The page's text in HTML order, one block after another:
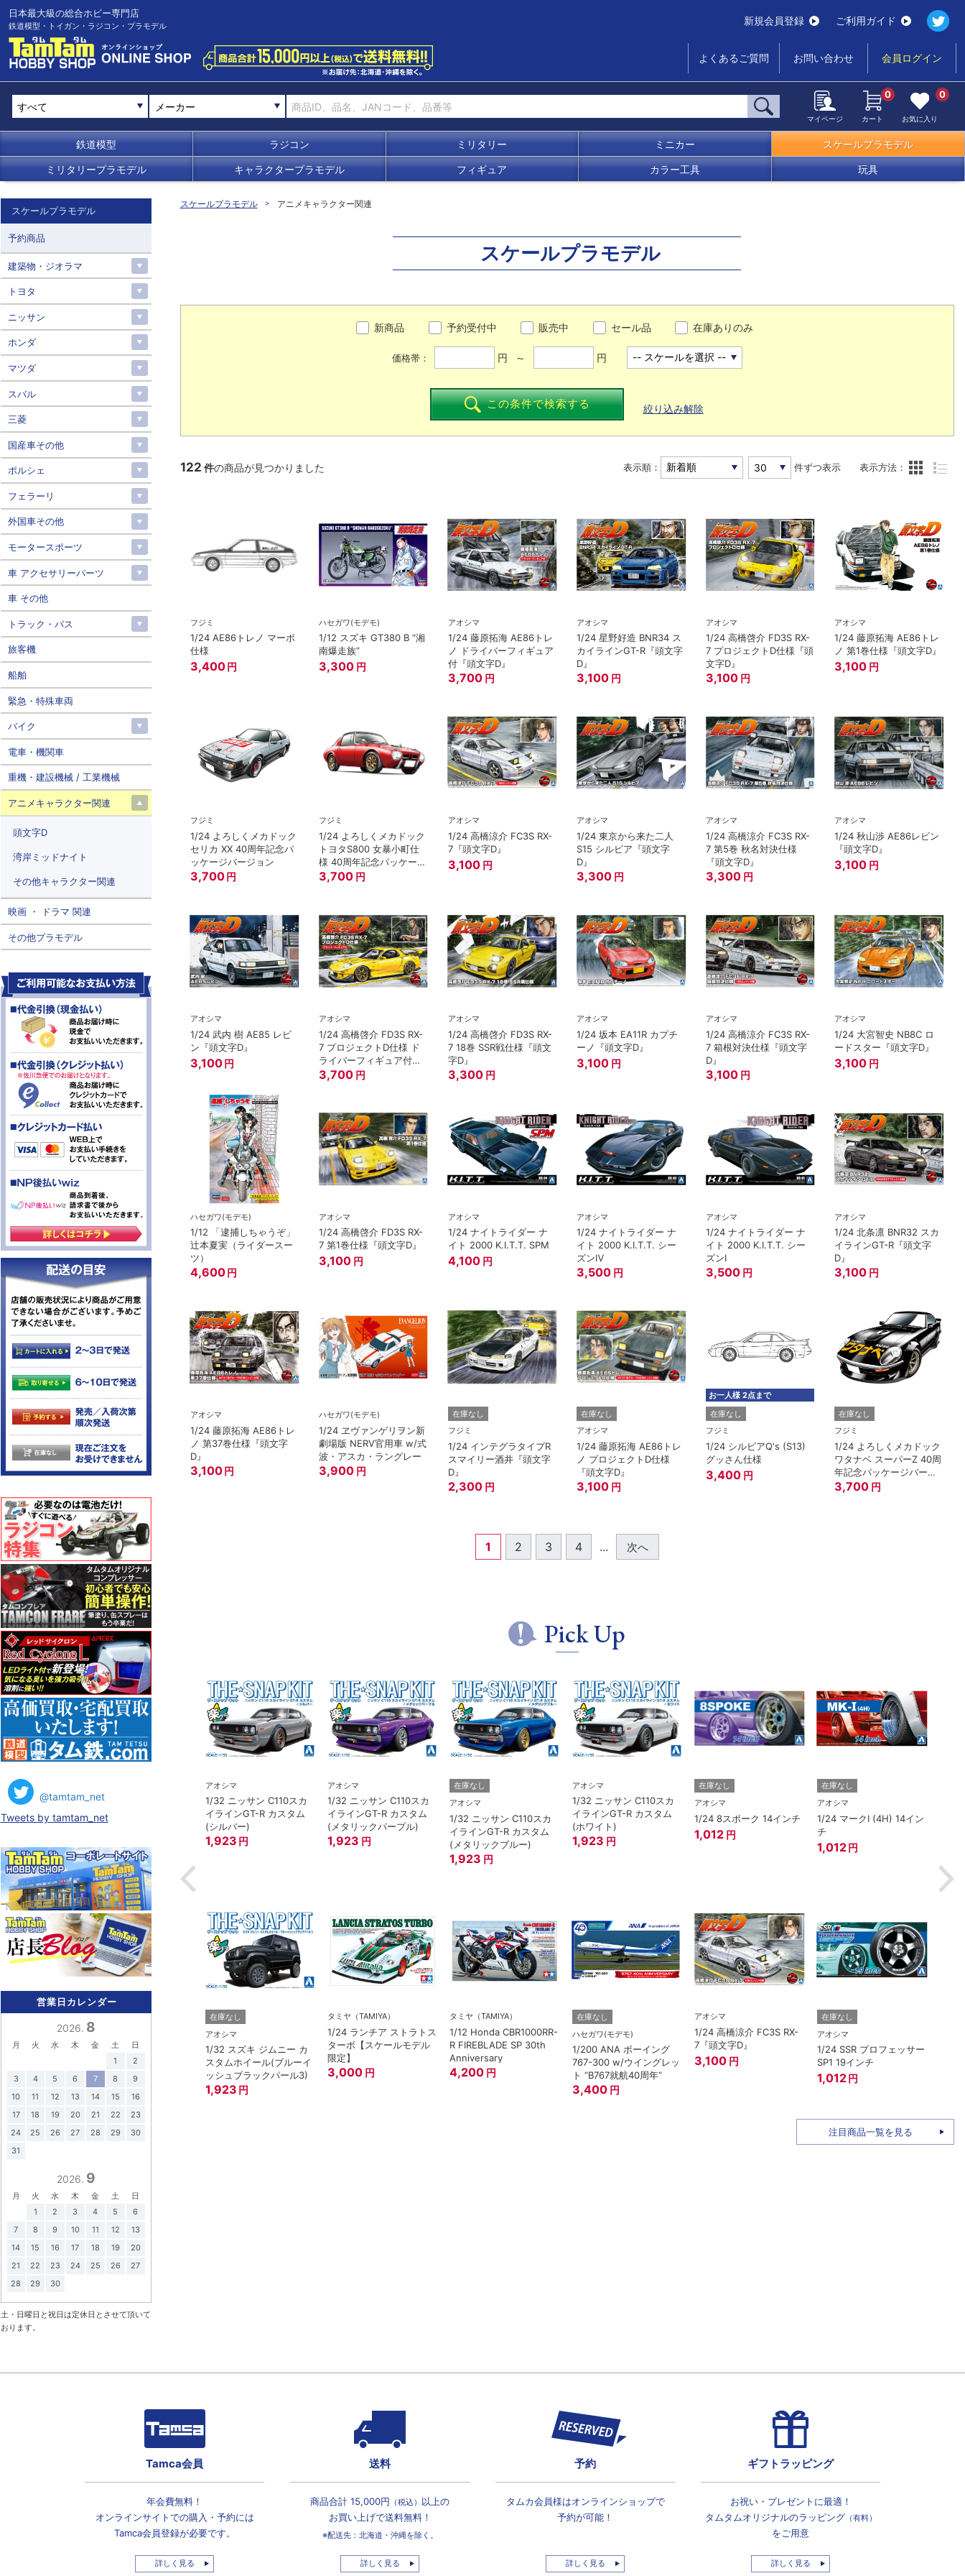
日本最大級の総合ホビー専門店
鉄道模型・トイガン・ラジコン・プラモデル 新規会員登録 ご利用ガイド
よくあるご質問 お問い合わせ 会員ログイン
メーカー
マイページ カート
0
お気に入り
0
鉄道模型 ラジコン ミリタリー ミニカー スケールプラモデル
ミリタリープラモデル キャラクタープラモデル フィギュア カラー工具 玩具
スケールプラモデル アニメキャラクター関連
スケールプラモデル
新商品 予約受付中 販売中 セール品 在庫ありのみ
価格帯： 円 ～ 円
この条件で検索する 絞り込み解除
122 件の商品が見つかりました 表示順： 件ずつ表示 表示方法：
フジミ
1/24 AE86トレノ マーボ
仕様
3,400 円
ハセガワ(モデモ)
1/12 スズキ GT380 B “湘
南爆走族”
3,300 円
アオシマ
1/24 藤原拓海 AE86トレ
ノ ドライバーフィギュア
付『頭文字D』
3,700 円
アオシマ
1/24 星野好造 BNR34 ス
カイラインGT-R『頭文字
D』
3,100 円
アオシマ
1/24 高橋啓介 FD3S RX-
7 プロジェクトD仕様『頭
文字D』
3,100 円
アオシマ
1/24 藤原拓海 AE86トレ
ノ 第1巻仕様『頭文字D』
3,100 円
フジミ
1/24 よろしくメカドック
セリカ XX 40周年記念パ
ッケージバージョン
3,700 円
フジミ
1/24 よろしくメカドック
トヨタS800 女暴小町仕
様 40周年記念パッケージ
バージョン
3,700 円
アオシマ
1/24 高橋涼介 FC3S RX-
7『頭文字D』
3,100 円
アオシマ
1/24 東京から来た二人
S15 シルビア『頭文字
D』
3,300 円
アオシマ
1/24 高橋涼介 FC3S RX-
7 第5巻 秋名対決仕様
『頭文字D』
3,300 円
アオシマ
1/24 秋山渉 AE86レビン
『頭文字D』
3,100 円
アオシマ
1/24 武内 樹 AE85 レビ
ン『頭文字D』
3,100 円
アオシマ
1/24 高橋啓介 FD3S RX-
7 プロジェクトD仕様 ド
ライバーフィギュア付
『頭文字D』
3,700 円
アオシマ
1/24 高橋啓介 FD3S RX-
7 18巻 SSR戦仕様『頭文
字D』
3,300 円
アオシマ
1/24 坂本 EA11R カプチ
ーノ『頭文字D』
3,100 円
アオシマ
1/24 高橋涼介 FC3S RX-
7 箱根対決仕様『頭文字
D』
3,100 円
アオシマ
1/24 大宮智史 NB8C ロ
ードスター『頭文字D』
3,100 円
ハセガワ(モデモ)
1/12 「逮捕しちゃうぞ」
辻本夏実（ライダースー
ツ）
4,600 円
アオシマ
1/24 高橋啓介 FD3S RX-
7 第1巻仕様『頭文字D』
3,100 円
アオシマ
1/24 ナイトライダー ナ
イト 2000 K.I.T.T. SPM
4,100 円
アオシマ
1/24 ナイトライダー ナ
イト 2000 K.I.T.T. シー
ズンⅣ
3,500 円
アオシマ
1/24 ナイトライダー ナ
イト 2000 K.I.T.T. シー
ズンI
3,500 円
アオシマ
1/24 北条凛 BNR32 スカ
イラインGT-R『頭文字
D』
3,100 円
アオシマ
1/24 藤原拓海 AE86トレ
ノ 第37巻仕様『頭文字
D』
3,100 円
ハセガワ(モデモ)
1/24 ヱヴァンゲリヲン新
劇場版 NERV官用車 w/式
波・アスカ・ラングレー
3,900 円
在庫なし
フジミ
1/24 インテグラタイプR
スマイリー酒井『頭文字
D』
2,300 円
在庫なし
アオシマ
1/24 藤原拓海 AE86トレ
ノ プロジェクトD仕様
『頭文字D』
3,100 円
お一人様 2点まで
在庫なし
フジミ
1/24 シルビアQ's (S13)
グッさん仕様
3,400 円
在庫なし
フジミ
1/24 よろしくメカドック
ワタナベ スーパーZ 40周
年記念パッケージバージ
ョン
3,700 円
1 2 3 4 ... 次へ
Pick Up
）
スカイライ
1/32 ニッサン RZ34 フェ
アレディZ(ブリリアント
シルバー)
アオシマ
1/32 ニッサン C110スカ
イラインGT-R カスタム
(シルバー)
1,923 円
アオシマ
1/32 ニッサン C110スカ
イラインGT-R カスタム
(メタリックパープル)
1,923 円
在庫なし
アオシマ
1/32 ニッサン C110スカ
イラインGT-R カスタム
(メタリックブルー)
1,923 円
アオシマ
1/32 ニッサン C110スカ
イラインGT-R カスタム
(ホワイト)
1,923 円
在庫なし
アオシマ
1/24 8スポーク 14インチ
1,012 円
在庫なし
アオシマ
1/24 マークI (4H) 14イン
チ
1,012 円
在庫なし
アオシマ
1/32 スズキ ジムニー カ
スタムホイール(ブルーイ
ッシュブラックパール3)
1,923 円
タミヤ（TAMIYA）
1/24 ランチア ストラトス
ターボ【スケールモデル
限定】
3,000 円
タミヤ（TAMIYA）
1/12 Honda CBR1000RR-
R FIREBLADE SP 30th
Anniversary
4,200 円
在庫なし
ハセガワ(モデモ)
1/200 ANA ボーイング
767-300 w/ウイングレッ
ト “B767就航40周年”
3,400 円
アオシマ
1/24 高橋涼介 FC3S RX-
7『頭文字D』
3,100 円
在庫なし
アオシマ
1/24 SSR プロフェッサー
SP1 19インチ
1,012 円
注目商品一覧を見る
スケールプラモデル
予約商品
建築物・ジオラマ
トヨタ
ニッサン
ホンダ
マツダ
スバル
三菱
国産車その他
ポルシェ
フェラーリ
外国車その他
モータースポーツ
車 アクセサリーパーツ
車 その他
トラック・バス
旅客機
船舶
緊急・特殊車両
バイク
電車・機関車
重機・建設機械 / 工業機械
アニメキャラクター関連
頭文字D
湾岸ミッドナイト
その他キャラクター関連
映画 ・ ドラマ 関連
その他プラモデル
@tamtam_net
Tweets by tamtam_net
営業日カレンダー
2026. 8
月 火 水 木 金 土
日
1
2
3
4 5 6 7 8
9
10
11 12 13 14 15
16
17
18 19 20 21 22
23
24
25 26 27 28 29
30
31
2026. 9
月 火 水 木 金 土
日
1
2 3 4 5
6
7
8 9 10 11 12
13
14
15 16 17 18 19
20
21
22 23 24 25 26
27
28
29 30
土・日曜日と祝日は定休日とさせて頂いて
おります。
Tamca会員
年会費無料！
オンラインサイトでの購入・予約には
Tamca会員登録が必要です。
詳しく見る
送料
商品合計 15,000円 （税込） 以上の
お買い上げで送料無料！
※配送先：北海道・沖縄を除く。
詳しく見る
予約
タムカ会員様はオンラインショップで
予約が可能！
詳しく見る
ギフトラッピング
お祝い・プレゼントに最適！
タムタムオリジナルのラッピング（有料）
をご用意
詳しく見る